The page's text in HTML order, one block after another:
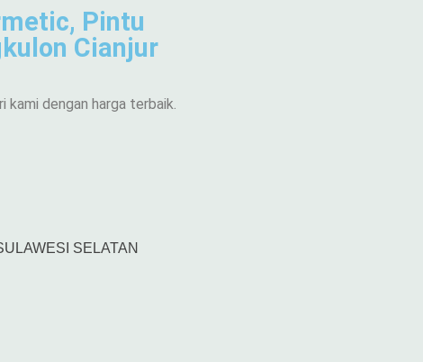
Pintu
Cianjur
kami dengan harga terbaik.